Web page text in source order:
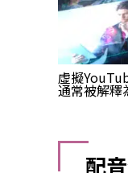
虛擬
通常被解釋
配